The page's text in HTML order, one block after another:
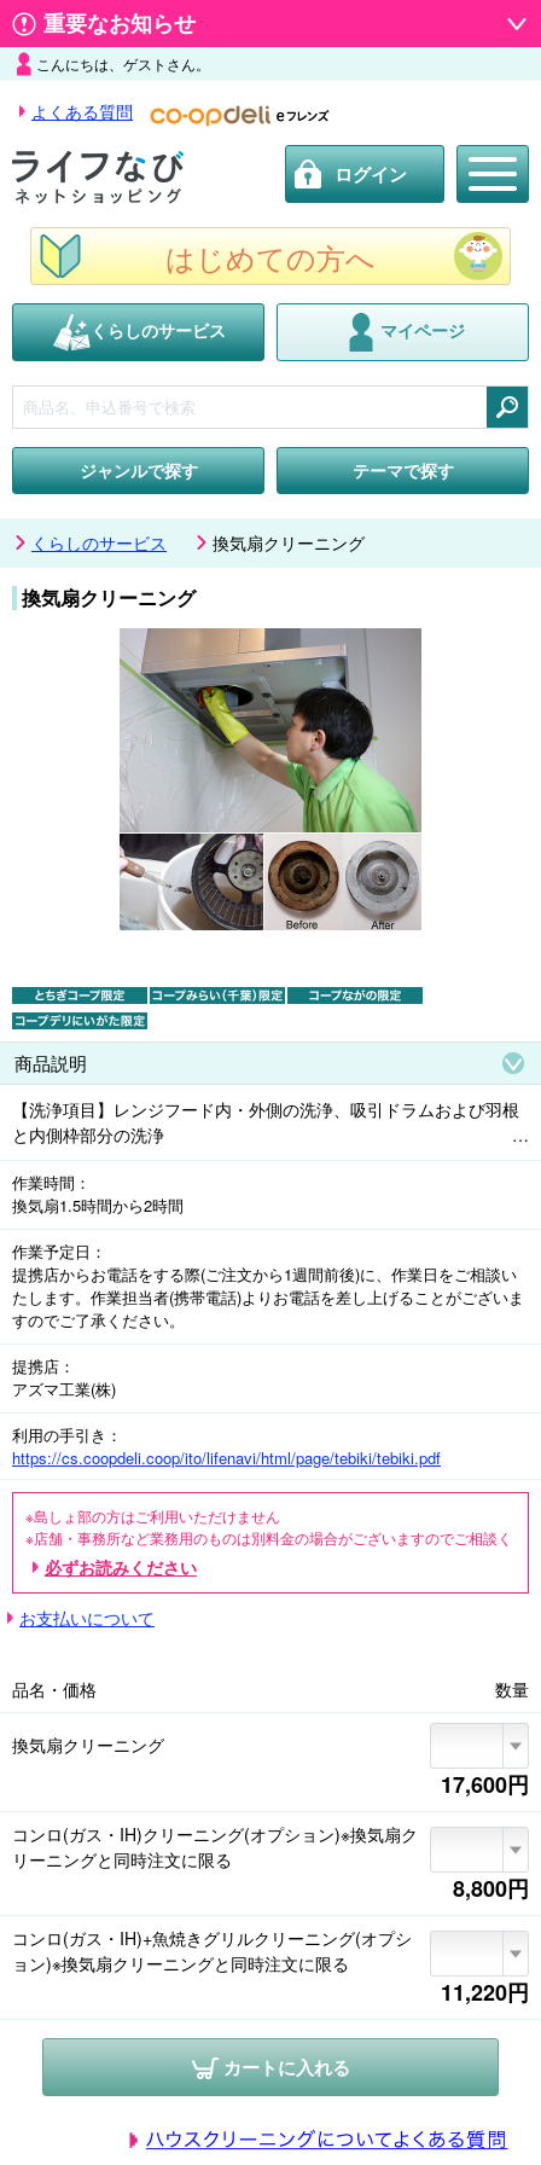
重要なお知らせ
こんにちは、ゲストさん。
よくある質問
ログイン
はじめての方へ
くらしのサービス マイページ
ジャンルで探す
テーマで探す
くらしのサービス 換気扇クリーニング
換気扇クリーニング
商品説明
【洗浄項目】レンジフード内・外側の洗浄、吸引ドラムおよび羽根
と内側枠部分の洗浄
※組合員さん宅の電源・水道・お湯・洗い場(浴室・ベランダなど)を
使用させていただき、作業後の汚水はその場で処理させていただき
ます
<オプション>※各種値引対象外、換気扇クリーニングと同時にお申
し込みください
●コンロ(ガス・IH)クリーニング　所要時間:1時間(1名)
最大幅90㎝までの4口コンロ、ガスコンロの場合は五徳も含めた天
板部と正面部分が対象です。※魚焼きグリルは洗浄対象外です
●コンロ(ガス・IH)+魚焼きグリルクリーニング　所要時間:1.5時間(1
名)
コンロクリーニングと、魚焼きグリルの外せるパーツ(グリル扉・焼
網・プレートパン・枠・サイドカバー・グリル受け皿)が対象です。
※魚焼きグリルの内部は対象外です
作業時間
換気扇1.5時間から2時間
作業予定日
提携店からお電話をする際(ご注文から1週間前後)に、作業日をご相談い
たします。作業担当者(携帯電話)よりお電話を差し上げることがございま
すのでご了承ください。
提携店
アズマ工業(株)
利用の手引き
https://cs.coopdeli.coop/ito/lifenavi/html/page/tebiki/tebiki.pdf
※島しょ部の方はご利用いただけません
※店舗・事務所など業務用のものは別料金の場合がございますのでご相談く
ださい
※アパートや寮など賃貸の備え付けのものは、所有者に一度ご相談ください
部分、建物の外側部分、配管(ダクト)、塗装の劣化部分
1.提携店からのご連絡で訪問日時が決まった時点で「お申し込み確定」とな
ります
2.直前の日程変更・キャンセルの場合、作業予約点数に関わらずキャンセル
料をいただきます
1.車で作業に伺いますので、駐車スペースの確保をお願いします
2.駐車スペースがない場合、有料駐車場代のご負担をお願いします。現金を
<事前の片付け、立ち会いのお願い>
1.貴重品、作業場所および周辺のもの(小物・家具等)は事前に片付けをお願
いします
2.作業前に組合員さん立ち会いのもと、動作確認、作業箇所の汚れ・キズ・
劣化など状態を確認します。不具合のある場合は作業をお受けできないこ
とがございます
事前にご案内した所要時間は養生・分解・洗浄・組み立て・作業後確認ま
での目安時間です。汚れ具合や作業場所の状況により前後する場合がござ
必ずお読みください
お支払いについて
品名・価格 数量
換気扇クリーニング
17,600円
コンロ(ガス・IH)クリーニング(オプション)※換気扇ク
リーニングと同時注文に限る
8,800円
コンロ(ガス・IH)+魚焼きグリルクリーニング(オプシ
ョン)※換気扇クリーニングと同時注文に限る
11,220円
カートに入れる